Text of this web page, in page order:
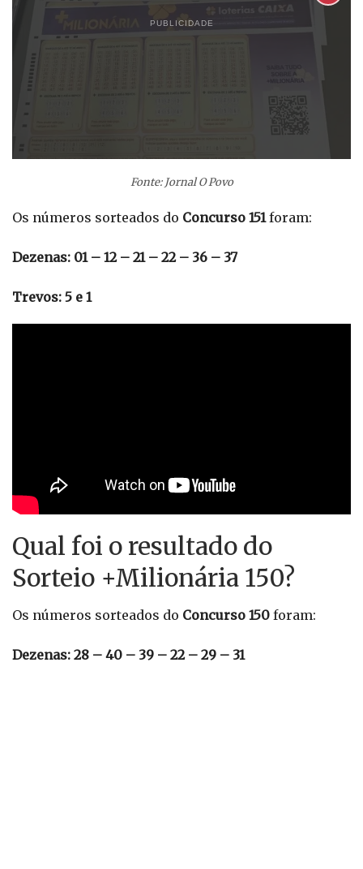
PUBLICIDADE
Fonte: Jornal O Povo
Os números sorteados do Concurso 151foram:
Dezenas: 01 – 12 – 21 – 22 – 36 – 37
Trevos: 5 e 1
Qual foi o resultado do
Sorteio +Milionária 150?
Os números sorteados do Concurso 150 foram:
Dezenas: 28 – 40 – 39 – 22 – 29 – 31